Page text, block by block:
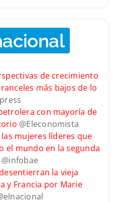
de crecimiento
más bajos de lo
con mayoría de
@Eleconomista
las mujeres líderes que
el mundo en la segunda
@infobae
la vieja
y Francia por Marie